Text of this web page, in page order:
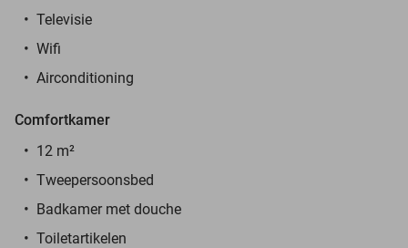
Televisie
Wifi
Airconditioning
Comfortkamer
12 m²
Tweepersoonsbed
Badkamer met douche
Toiletartikelen